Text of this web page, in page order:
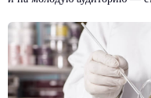
и на молодую аудиторию —